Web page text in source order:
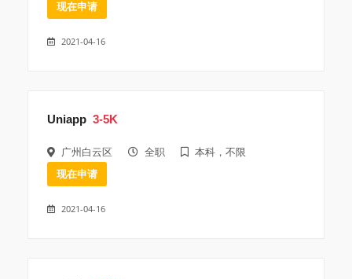
现在申请
2021-04-16
Uniapp 3-5K
广州白云区 全职 本科，不限
现在申请
2021-04-16